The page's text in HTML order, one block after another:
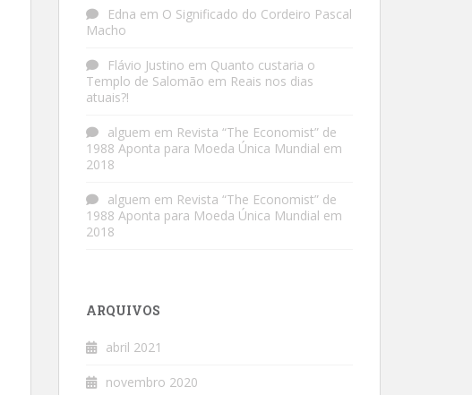
Edna em O Significado do Cordeiro Pascal
Macho
Flávio Justino em Quanto custaria o
Templo de Salomão em Reais nos dias
atuais?!
alguem em Revista “The Economist” de
1988 Aponta para Moeda Única Mundial em
2018
alguem em Revista “The Economist” de
1988 Aponta para Moeda Única Mundial em
2018
ARQUIVOS
abril 2021
novembro 2020